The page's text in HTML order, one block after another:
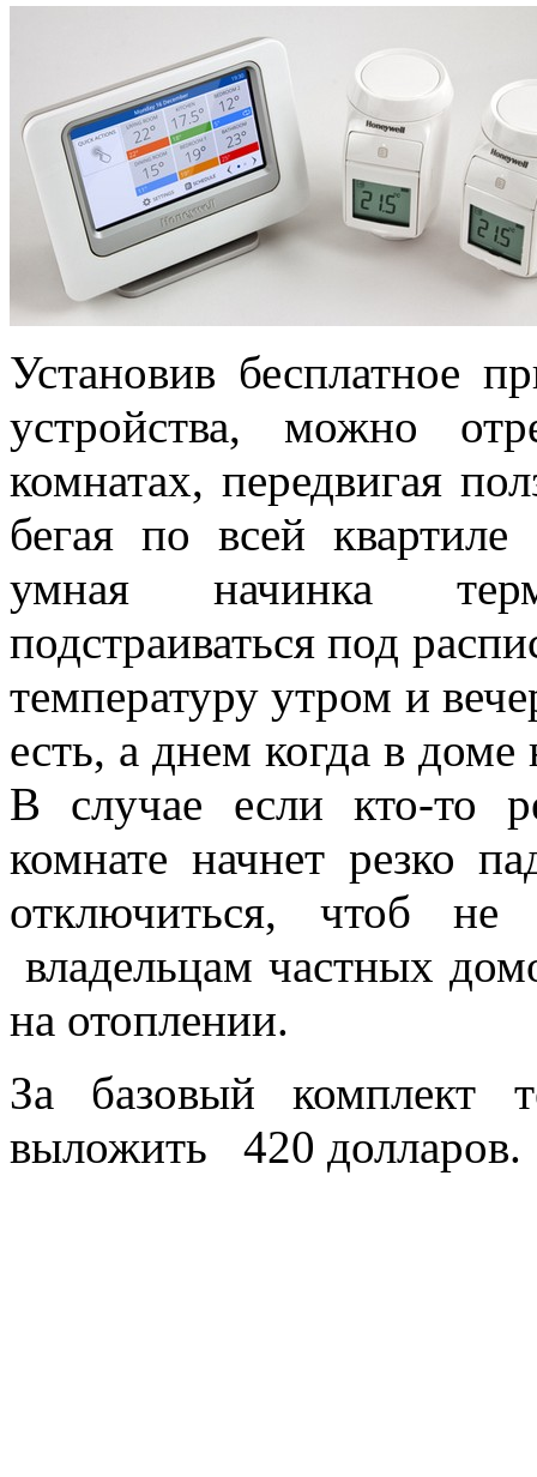
Установив бесплатное
устройства, можно
комнатах, передвигая
бегая по всей
умная начинка
подстраиваться под
температуру утром и
есть, а днем когда в
В случае если кто-то
комнате начнет резко
отключиться, чтоб
владельцам частных
на отоплении.
За базовый комплект
выложить 420 долларов.